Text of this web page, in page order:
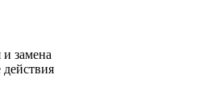
замена